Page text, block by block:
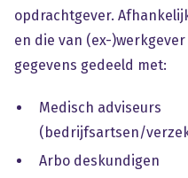
opdrachtgever.
en die van (ex-
gegevens gedeeld met:
Medisch adviseurs
(bedrijfsartsen/
Arbo deskundigen